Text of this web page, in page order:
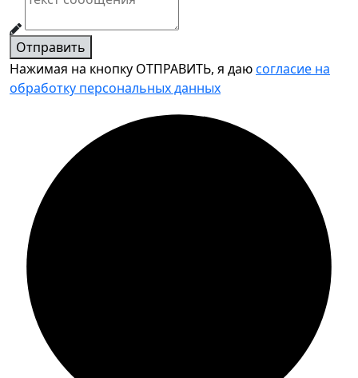
Отправить
Нажимая на кнопку ОТПРАВИТЬ, я даюсогласие на
обработку персональных данных